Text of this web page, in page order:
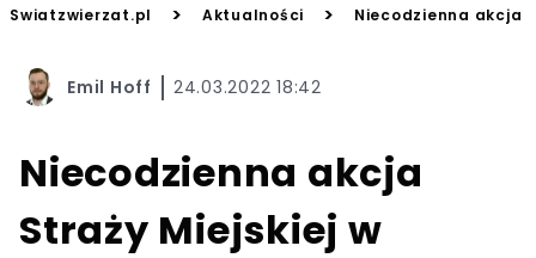
Swiatzwierzat.pl > Aktualności > Niecodzienna akcja
Emil Hoff 24.03.2022 18:42
Niecodzienna akcja
Straży Miejskiej w